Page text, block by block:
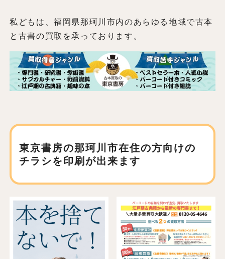
私どもは、福岡県那珂川市内のあらゆる地域で古本
と古書の買取を承っております。
東京書房の那珂川市在住の方向けの
チラシを印刷が出来ます